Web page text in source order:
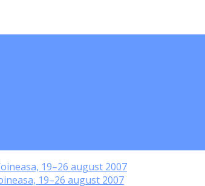
19–26 august 2007
19–26 august 2007